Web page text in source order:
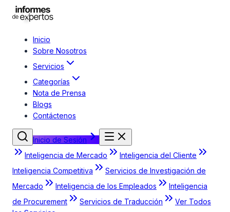
Inicio
Sobre Nosotros
Servicios
Categorías
Nota de Prensa
Blogs
Contáctenos
Inicio de Sesión
Inteligencia de Mercado
Inteligencia del Cliente
Inteligencia Competitiva
Servicios de Investigación de
Mercado
Inteligencia de los Empleados
Inteligencia
de Procurement
Servicios de Traducción
Ver Todos